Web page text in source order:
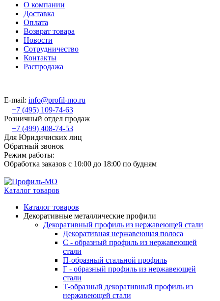
О компании
Доставка
Оплата
Возврат товара
Новости
Сотрудничество
Контакты
Распродажа
E-mail: info@profil-mo.ru
+7 (495) 109-74-63
Розничный отдел продаж
+7 (499) 408-74-53
Для Юридичиских лиц
Обратный звонок
Режим работы:
Обработка заказов с 10:00 до 18:00 по будням
Каталог товаров
Каталог товаров
Декоративные металлические профили
Декоративный профиль из нержавеющей стали
Декоративная нержавеющая полоса
С - образный профиль из нержавеющей
стали
П-образный стальной профиль
Г - образный профиль из нержавеющей
стали
Т-образный декоративный профиль из
нержавеющей стали